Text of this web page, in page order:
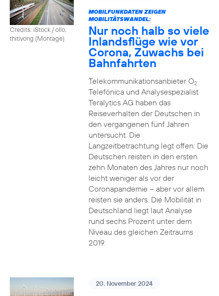
Credits: iStock / ollo,
thitivong (Montage)
MOBILFUNKDATEN ZEIGEN
MOBILITÄTSWANDEL:
Nur noch halb so viele
Inlandsflüge wie vor
Corona, Zuwachs bei
Bahnfahrten
Telekommunikationsanbieter O2
Telefónica und Analysespezialist
Teralytics AG haben das
Reiseverhalten der Deutschen in
den vergangenen fünf Jahren
untersucht. Die
Langzeitbetrachtung legt offen: Die
Deutschen reisten in den ersten
zehn Monaten des Jahres nur noch
leicht weniger als vor der
Coronapandemie – aber vor allem
reisten sie anders. Die Mobilität in
Deutschland liegt laut Analyse
rund sechs Prozent unter dem
Niveau des gleichen Zeitraums
2019.
20. November 2024